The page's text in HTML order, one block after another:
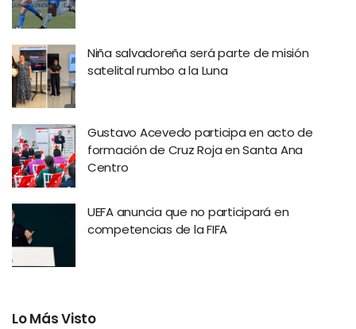
Niña salvadoreña será parte de misión
satelital rumbo a la Luna
Gustavo Acevedo participa en acto de
formación de Cruz Roja en Santa Ana
Centro
UEFA anuncia que no participará en
competencias de la FIFA
Lo Más Visto